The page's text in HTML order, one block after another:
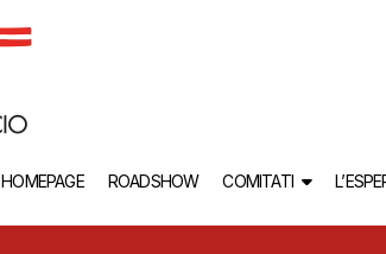
HOMEPAGE ROADSHOW COMITATI